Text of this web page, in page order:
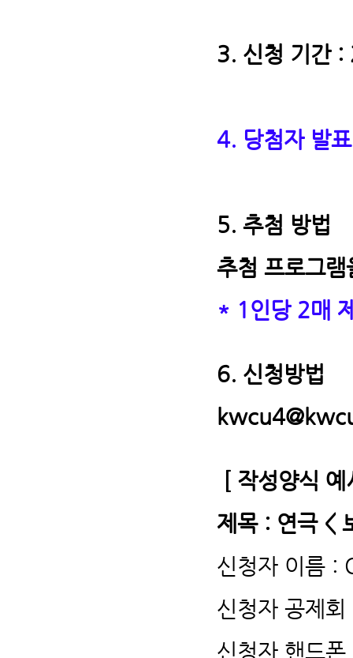
3. 신청 기간 :
4. 당첨자 발
5. 추첨 방법
추첨 프로그램
* 1인당 2매
6. 신청방법
[ 작성양식
제목 : 연극 <
신청자 이름 :
신청자 공제
신청자 핸드